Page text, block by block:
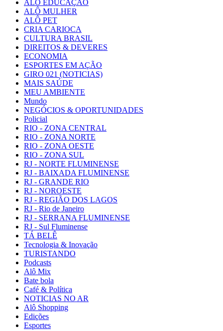
ALÔ EDUCAÇÃO
ALÔ MULHER
ALÔ PET
CRIA CARIOCA
CULTURA BRASIL
DIREITOS & DEVERES
ECONOMIA
ESPORTES EM AÇÃO
GIRO 021 (NOTICIAS)
MAIS SAÚDE
MEU AMBIENTE
Mundo
NEGÓCIOS & OPORTUNIDADES
Policial
RIO - ZONA CENTRAL
RIO - ZONA NORTE
RIO - ZONA OESTE
RIO - ZONA SUL
RJ - NORTE FLUMINENSE
RJ - BAIXADA FLUMINENSE
RJ - GRANDE RIO
RJ - NOROESTE
RJ - REGIÃO DOS LAGOS
RJ - Rio de Janeiro
RJ - SERRANA FLUMINENSE
RJ - Sul Fluminense
TÁ BELÊ
Tecnologia & Inovação
TURISTANDO
Podcasts
Alô Mix
Bate bola
Café & Política
NOTICIAS NO AR
Alô Shopping
Edições
Esportes